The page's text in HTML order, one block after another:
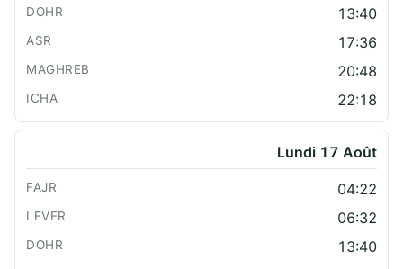
13:40
17:36
20:48
22:18
Lundi 17 Août
04:22
06:32
13:40